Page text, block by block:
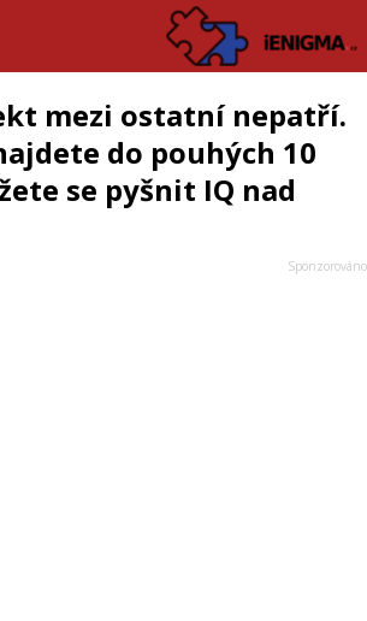
mezi ostatní nepatří.
do pouhých 10
se pyšnit IQ nad